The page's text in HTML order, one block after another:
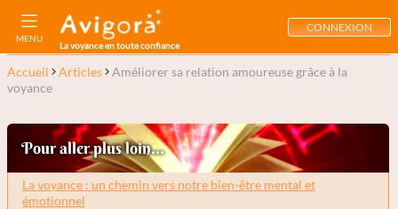
MENU
La voyance en toute confiance
CONNEXION
Accueil Articles
Améliorer sa relation amoureuse grâce à la
voyance
Pour aller plus loin...
La voyance : un chemin vers notre bien-être mental et
émotionnel